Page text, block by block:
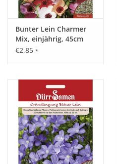
Bunter Lein Charmer
Mix, einjährig, 45cm
€2,85 *